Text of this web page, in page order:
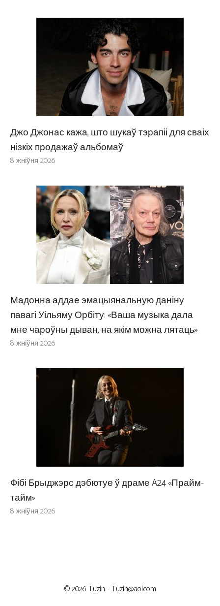
Джо Джонас кажа, што шукаў тэрапіі для сваіх
нізкіх продажаў альбомаў
8 жніўня 2026
Мадонна аддае эмацыянальную даніну
павагі Уільяму Орбіту: «Ваша музыка дала
мне чароўны дыван, на якім можна лятаць»
8 жніўня 2026
Фібі Брыджэрс дэбютуе ў драме A24 «Прайм-
тайм»
8 жніўня 2026
© 2026 Tuzin -Tuzin@aol.com